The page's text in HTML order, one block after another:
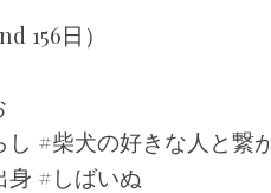
156日）
し #柴犬の好きな人と繋
身 #しばいぬ